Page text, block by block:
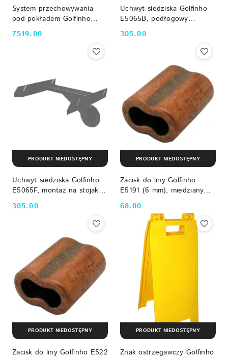
System przechowywania
pod pokładem Golfinho
E5192, AISI-316 Golfinho
Cena:
7519.00
Uchwyt siedziska Golfinho
E5065B, podłogowy
Golfinho
Cena:
305.00
Uchwyt siedziska Golfinho
E5065F, montaż na stojaku
Golfinho
Cena:
305.00
PRODUKT NIEDOSTĘPNY
Zacisk do liny Golfinho
E5191 (6 mm), miedziany
Golfinho
Cena:
68.00
PRODUKT NIEDOSTĘPNY
Zacisk do liny Golfinho E522
PRODUKT NIEDOSTĘPNY
Znak ostrzegawczy Golfinho
PRODUKT NIEDOSTĘPNY